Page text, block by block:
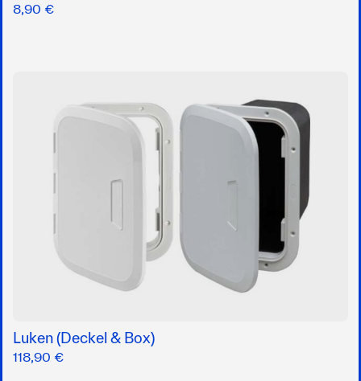
8,90 €
Luken (Deckel & Box)
118,90 €